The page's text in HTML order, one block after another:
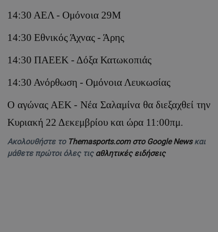
14:30 ΑΕΛ - Ομόνοια 29Μ
14:30 Εθνικός Άχνας - Άρης
14:30 ΠΑΕΕΚ - Δόξα Κατωκοπιάς
14:30 Ανόρθωση - Ομόνοια Λευκωσίας
Ο αγώνας ΑΕΚ - Νέα Σαλαμίνα θα διεξαχθεί την
Κυριακή 22 Δεκεμβρίου και ώρα 11:00πμ.
Ακολουθήστε το Themasports.com στο Google Newsκαι
μάθετε πρώτοι όλες τις αθλητικές ειδήσεις